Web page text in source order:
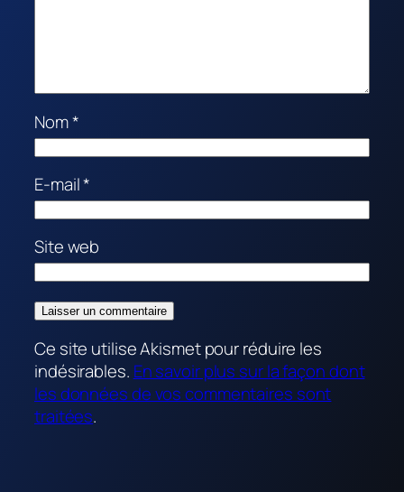
Nom*
E-mail*
Site web
Ce site utilise Akismet pour réduire les
indésirables. En savoir plus sur la façon dont
les données de vos commentaires sont
traitées.